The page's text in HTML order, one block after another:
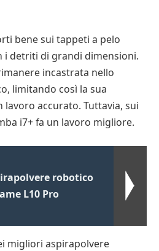
bene sui tappeti a pelo
i detriti di grandi dimensioni.
incastrata nello
limitando così la sua
lavoro accurato. Tuttavia, sui
i7+ fa un lavoro migliore.
robotico
L10 Pro
migliori aspirapolvere